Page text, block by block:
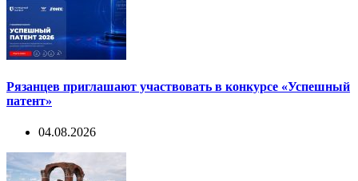
Рязанцев приглашают участвовать в конкурсе «Успешный
патент»
04.08.2026